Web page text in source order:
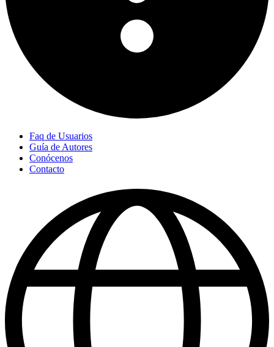
Faq de Usuarios
Guía de Autores
Conócenos
Contacto